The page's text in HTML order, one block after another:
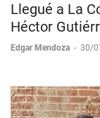
Llegué a La
Héctor
Edgar Mendoza - 30/